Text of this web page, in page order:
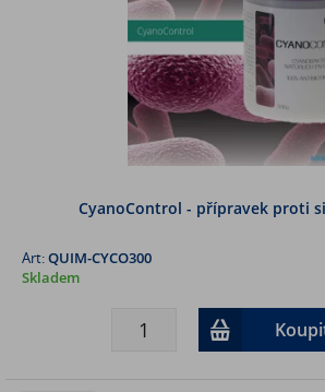
CyanoControl - přípravek proti
Art:QUIM-CYCO300
Skladem